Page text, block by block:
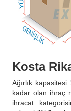
Kosta
Ağırlık
kadar olan ihraç
ihracat